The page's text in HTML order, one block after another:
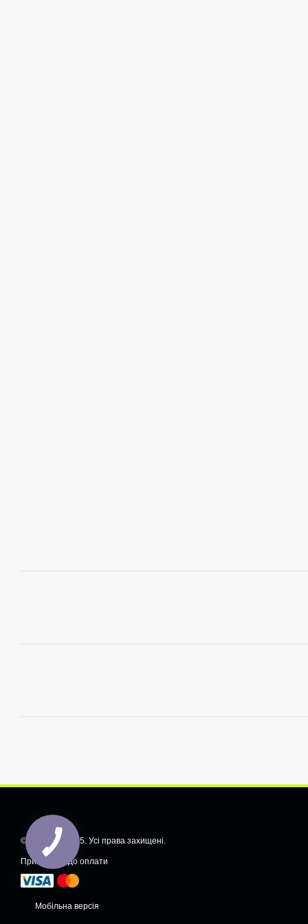
© CarShiftt, 2025. Усі права захищені.
Приймаємо до оплати
Мобільна версія